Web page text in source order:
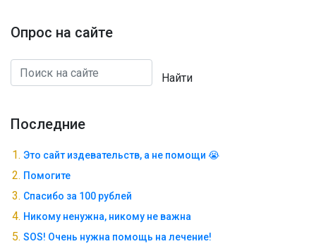
Опрос на сайте
Найти
Последние
Это сайт издевательств, а не помощи 😭
Помогите
Спасибо за 100 рублей
Никому ненужна, никому не важна
SOS! Очень нужна помощь на лечение!